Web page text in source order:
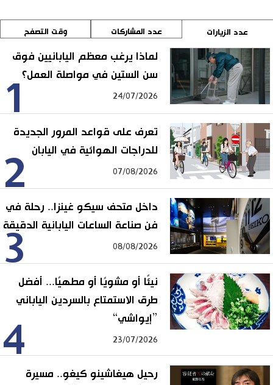
عدد الزيارات عدد المشاركات وقت التصفح
1
لماذا يرغب معظم اليابانيين فوق
سن الستين في مواصلة العمل؟
24/07/2026
2
تعرف على قواعد المرور الجديدة
للدراجات الهوائية في اليابان
07/08/2026
3
داخل متحف سيكو غينزا.. رحلة في
فن صناعة الساعات اليابانية الدقيقة
08/08/2026
4
نيئًا أو مشويًا أو مطهيًا... أفضل
طرق الاستمتاع بالسردين الياباني
”إيواشي“
23/07/2026
رحيل هيغاشينو كيغو.. مسيرة